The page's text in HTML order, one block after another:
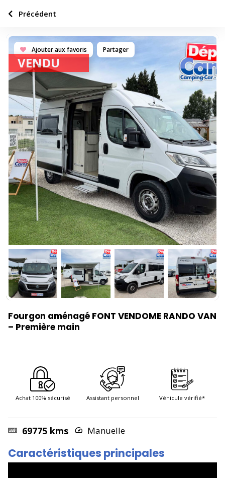
Ajouter aux favoris Partager
VENDU
Fourgon aménagé FONT VENDOME RANDO VAN
– Première main
Achat 100% sécurisé Assistant personnel Véhicule vérifié*
69775 kms Manuelle
Caractéristiques principales
Précédent